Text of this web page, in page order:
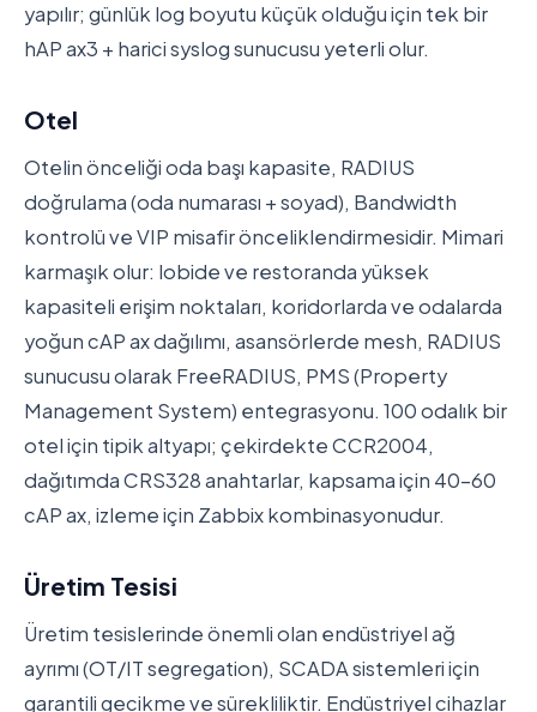
yapılır; günlük log boyutu küçük olduğu için tek bir
hAP ax3 + harici syslog sunucusu yeterli olur.
Otel
Otelin önceliği oda başı kapasite, RADIUS
doğrulama (oda numarası + soyad), Bandwidth
kontrolü ve VIP misafir önceliklendirmesidir. Mimari
karmaşık olur: lobide ve restoranda yüksek
kapasiteli erişim noktaları, koridorlarda ve odalarda
yoğun cAP ax dağılımı, asansörlerde mesh, RADIUS
sunucusu olarak FreeRADIUS, PMS (Property
Management System) entegrasyonu. 100 odalık bir
otel için tipik altyapı; çekirdekte CCR2004,
dağıtımda CRS328 anahtarlar, kapsama için 40-60
cAP ax, izleme için Zabbix kombinasyonudur.
Üretim Tesisi
Üretim tesislerinde önemli olan endüstriyel ağ
ayrımı (OT/IT segregation), SCADA sistemleri için
garantili gecikme ve sürekliliktir. Endüstriyel cihazlar